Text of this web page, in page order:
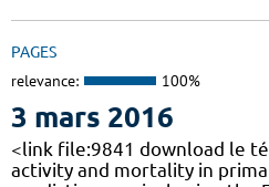
PAGES
relevance: 100%
3 mars 2016
<link file:9841 download le
activity and mortality in